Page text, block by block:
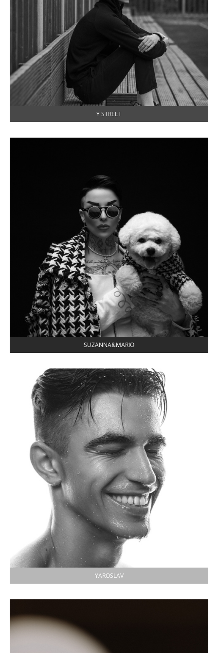
Y STREET
SUZANNA&MARIO
YAROSLAV